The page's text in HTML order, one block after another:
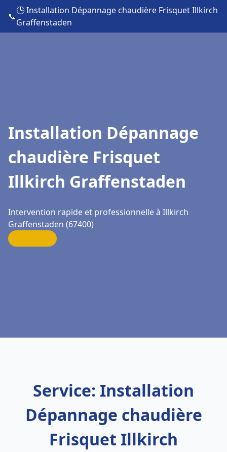
📞
🕒 Installation Dépannage chaudière Frisquet Illkirch
Graffenstaden
Installation Dépannage
chaudière Frisquet
Illkirch Graffenstaden
Intervention rapide et professionnelle à Illkirch
Graffenstaden (67400)
Service: Installation
Dépannage chaudière
Frisquet Illkirch